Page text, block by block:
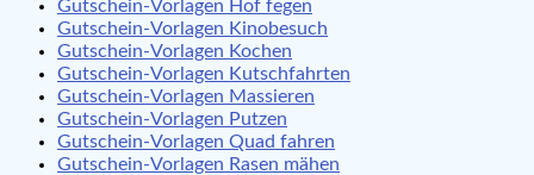
Gutschein-Vorlagen Hof fegen
Gutschein-Vorlagen Kinobesuch
Gutschein-Vorlagen Kochen
Gutschein-Vorlagen Kutschfahrten
Gutschein-Vorlagen Massieren
Gutschein-Vorlagen Putzen
Gutschein-Vorlagen Quad fahren
Gutschein-Vorlagen Rasen mähen